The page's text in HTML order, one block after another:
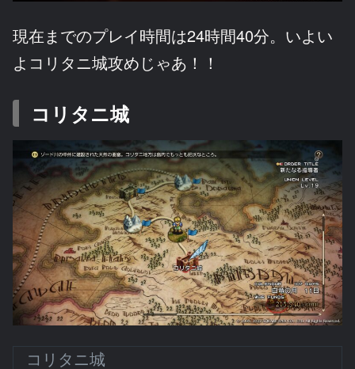
現在までのプレイ時間は24時間40分。いよい
よコリタニ城攻めじゃあ！！
コリタニ城
コリタニ城